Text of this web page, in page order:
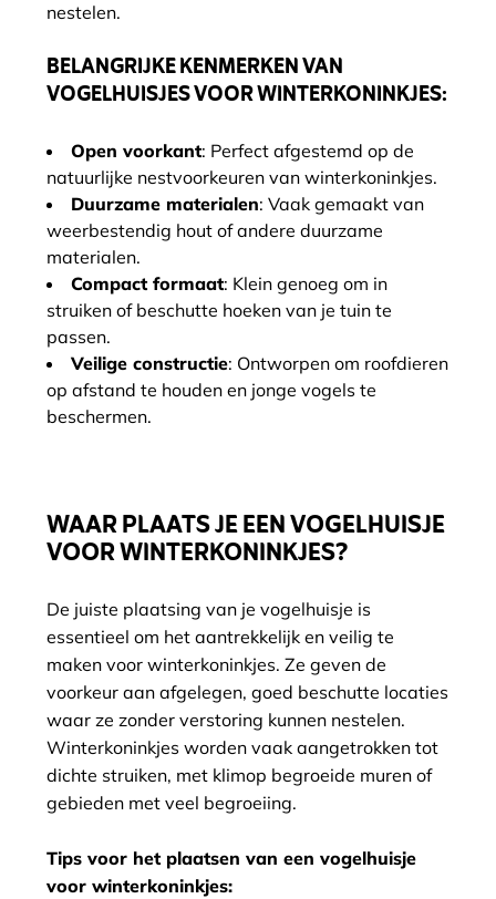
nestelen.
BELANGRIJKE KENMERKEN VAN
VOGELHUISJES VOOR WINTERKONINKJES:
Open voorkant: Perfect afgestemd op de
natuurlijke nestvoorkeuren van winterkoninkjes.
Duurzame materialen: Vaak gemaakt van
weerbestendig hout of andere duurzame
materialen.
Compact formaat: Klein genoeg om in
struiken of beschutte hoeken van je tuin te
passen.
Veilige constructie: Ontworpen om roofdieren
op afstand te houden en jonge vogels te
beschermen.
WAAR PLAATS JE EEN VOGELHUISJE
VOOR WINTERKONINKJES?
De juiste plaatsing van je vogelhuisje is
essentieel om het aantrekkelijk en veilig te
maken voor winterkoninkjes. Ze geven de
voorkeur aan afgelegen, goed beschutte locaties
waar ze zonder verstoring kunnen nestelen.
Winterkoninkjes worden vaak aangetrokken tot
dichte struiken, met klimop begroeide muren of
gebieden met veel begroeiing.
Tips voor het plaatsen van een vogelhuisje
voor winterkoninkjes: